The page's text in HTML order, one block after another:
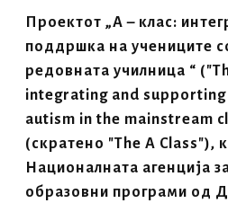
Проектот „А – клас:
поддршка на учениците
редовната училница “
integrating and
autism in the mainstream
(скратено "The A Class"),
Националната агенција
образовни програми од